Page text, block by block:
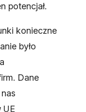
potencjał.
konieczne
było
Dane
UE